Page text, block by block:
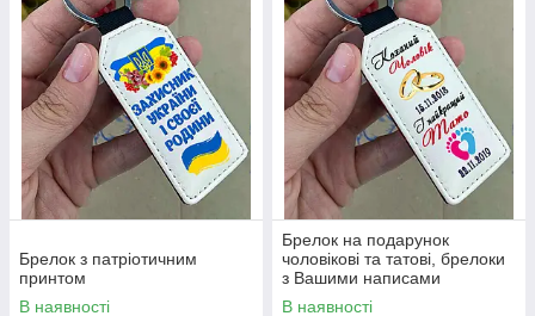
Брелок з патріотичним
принтом
В наявності
Брелок на подарунок
чоловікові та татові, брелоки
з Вашими написами
В наявності